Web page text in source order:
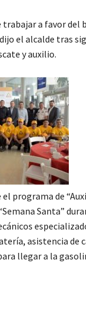
trabajar a favor
el alcalde tras
y auxilio.
programa de
Santa”
asistencia
llegar a la